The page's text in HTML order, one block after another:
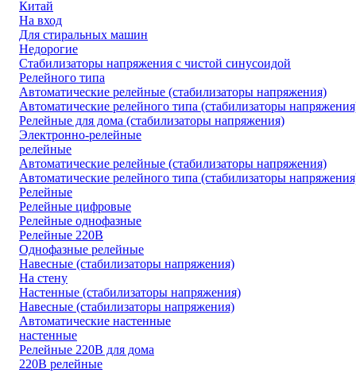
Китай
На вход
Для стиральных машин
Недорогие
Стабилизаторы напряжения с чистой синусоидой
Релейного типа
Автоматические релейные (стабилизаторы напряжения)
Автоматические релейного типа (стабилизаторы
Релейные для дома (стабилизаторы напряжения)
Электронно-релейные
релейные
Автоматические релейные (стабилизаторы напряжения)
Автоматические релейного типа (стабилизаторы
Релейные
Релейные цифровые
Релейные однофазные
Релейные 220В
Однофазные релейные
Навесные (стабилизаторы напряжения)
На стену
Настенные (стабилизаторы напряжения)
Навесные (стабилизаторы напряжения)
Автоматические настенные
настенные
Релейные 220В для дома
220В релейные